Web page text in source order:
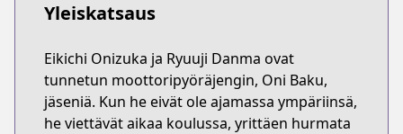
Yleiskatsaus
Eikichi Onizuka ja Ryuuji Danma ovat
tunnetun moottoripyöräjengin, Oni Baku,
jäseniä. Kun he eivät ole ajamassa ympäriinsä,
he viettävät aikaa koulussa, yrittäen hurmata